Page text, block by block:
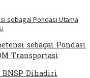
sebagai Pondasi
Transportasi
BNSP Dihadiri